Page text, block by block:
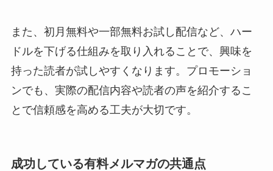
また、初月無料や一部無料お試し配信など、ハー
ドルを下げる仕組みを取り入れることで、興味を
持った読者が試しやすくなります。プロモーショ
ンでも、実際の配信内容や読者の声を紹介するこ
とで信頼感を高める工夫が大切です。
成功している有料メルマガの共通点